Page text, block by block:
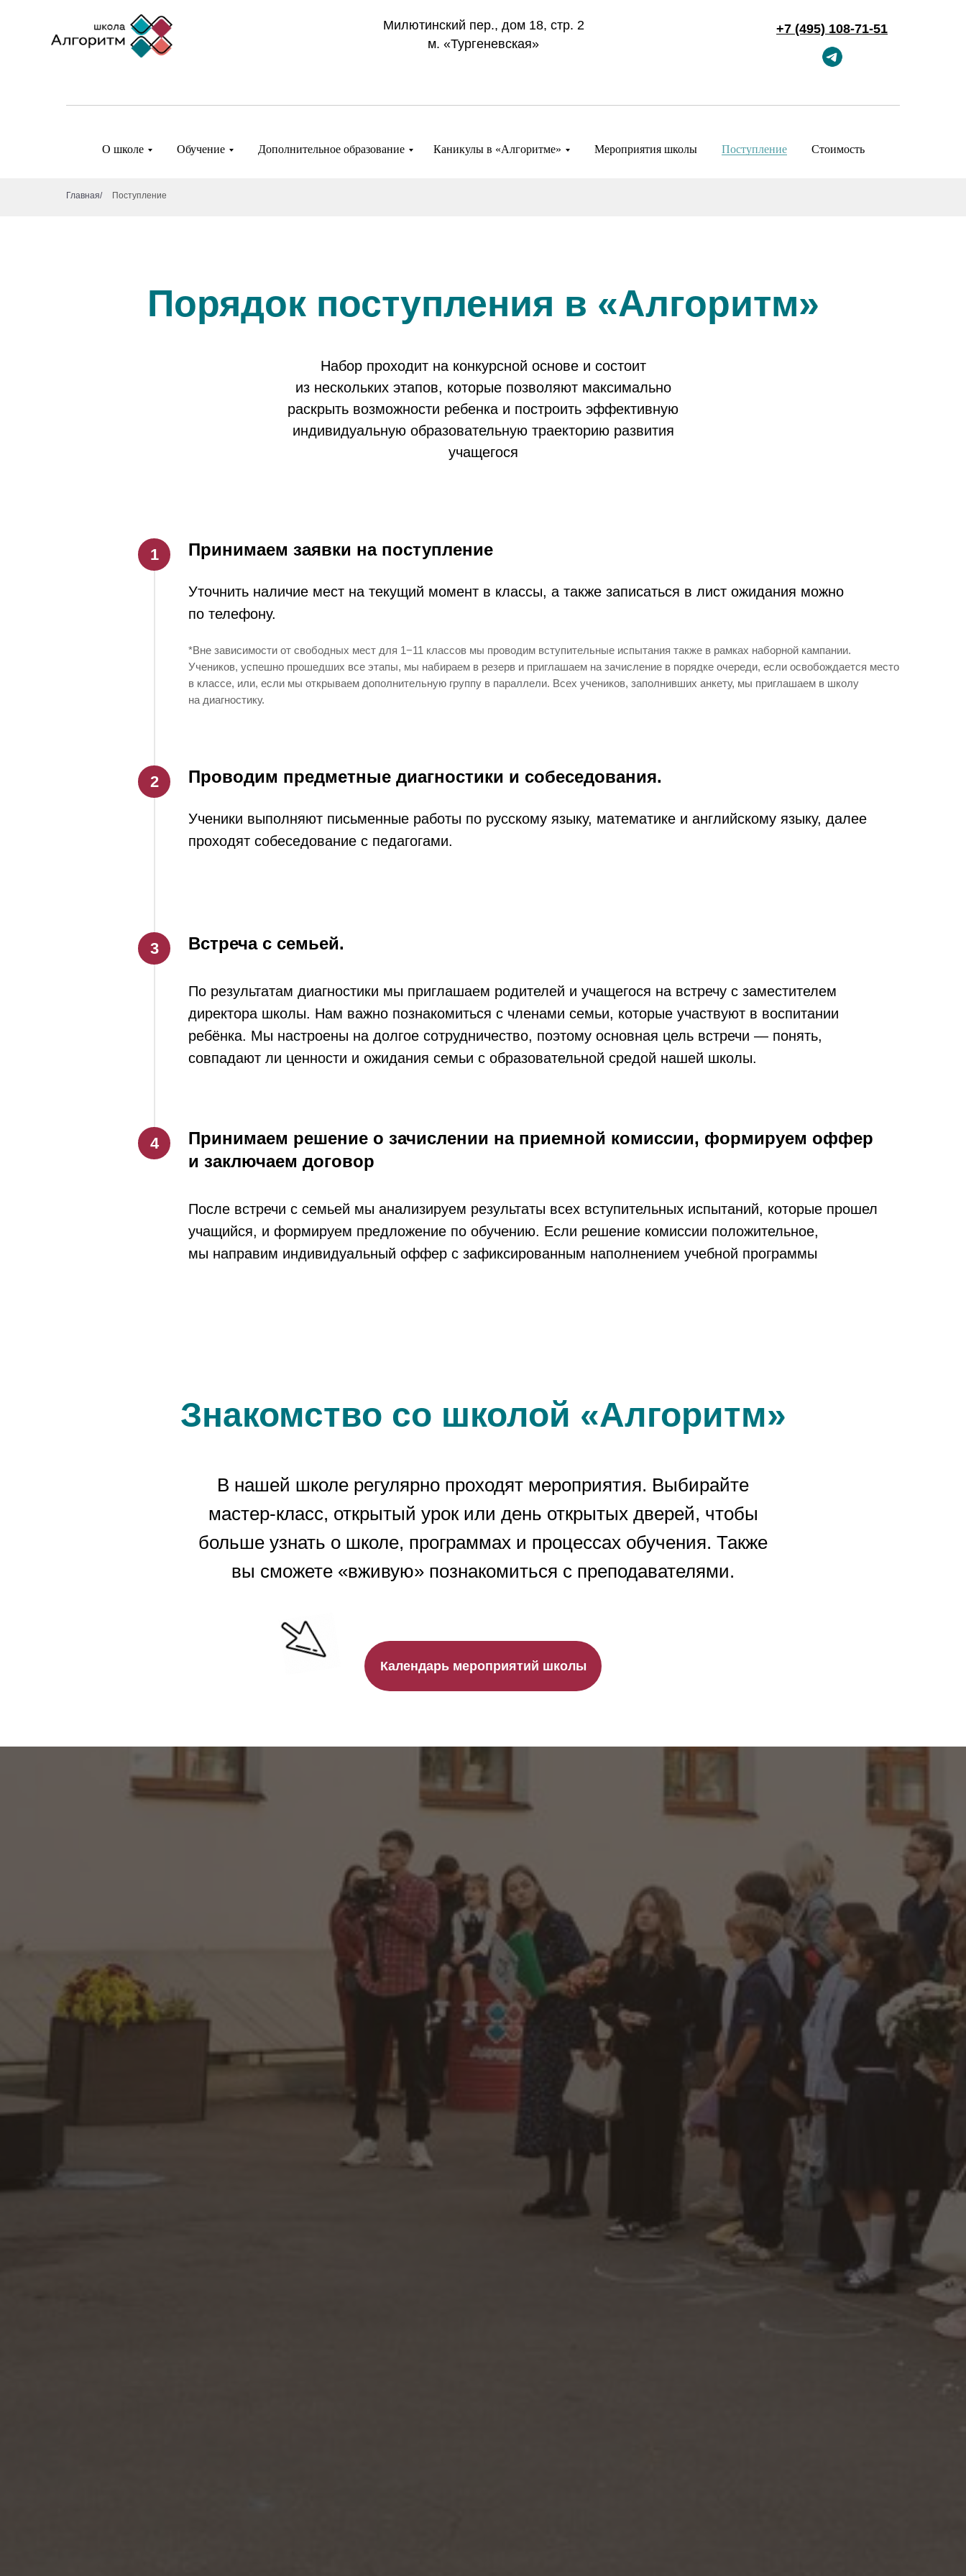
+7 (495) 108-71-51
Милютинский пер., дом 18, стр. 2
м. «Тургеневская»
О школе Обучение Дополнительное образование Каникулы в «Алгоритме» Мероприятия школы Поступление Стоимость
Вы увидите школу изнутри, познакомитесь с командой
и получите честные ответы на все вопросы!
Подробности и регистрация
Главная/ Поступление
Порядок поступления в «Алгоритм»
Набор проходит на конкурсной основе и состоит
из нескольких этапов, которые позволяют максимально
раскрыть возможности ребенка и построить эффективную
индивидуальную образовательную траекторию развития
учащегося
Принимаем заявки на поступление
Уточнить наличие мест на текущий момент в классы, а также записаться в лист ожидания можно
по телефону.
*Вне зависимости от свободных мест для 1−11 классов мы проводим вступительные испытания также в рамках наборной кампании.
Учеников, успешно прошедших все этапы, мы набираем в резерв и приглашаем на зачисление в порядке очереди, если освобождается место
в классе, или, если мы открываем дополнительную группу в параллели. Всех учеников, заполнивших анкету, мы приглашаем в школу
на диагностику.
Проводим предметные диагностики и собеседования.
Ученики выполняют письменные работы по русскому языку, математике и английскому языку, далее
проходят собеседование с педагогами.
Встреча с семьей.
По результатам диагностики мы приглашаем родителей и учащегося на встречу с заместителем
директора школы. Нам важно познакомиться с членами семьи, которые участвуют в воспитании
ребёнка. Мы настроены на долгое сотрудничество, поэтому основная цель встречи — понять,
совпадают ли ценности и ожидания семьи с образовательной средой нашей школы.
Принимаем решение о зачислении на приемной комиссии, формируем оффер
и заключаем договор
После встречи с семьей мы анализируем результаты всех вступительных испытаний, которые прошел
учащийся, и формируем предложение по обучению. Если решение комиссии положительное,
мы направим индивидуальный оффер с зафиксированным наполнением учебной программы
Знакомство со школой «Алгоритм»
В нашей школе регулярно проходят мероприятия. Выбирайте
мастер-класс, открытый урок или день открытых дверей, чтобы
больше узнать о школе, программах и процессах обучения. Также
вы сможете «вживую» познакомиться с преподавателями.
Календарь мероприятий школы